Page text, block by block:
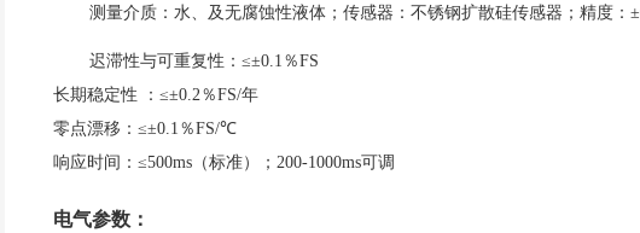
测量介质：水、及无腐蚀性液体；传感器：不锈钢扩散硅传感器；精度：
迟滞性与可重复性：≤±0.1％FS
长期稳定性 ：≤±0.2％FS/年
零点漂移：≤±0.1％FS/℃
响应时间：≤500ms（标准）；200-1000ms可调
电气参数：